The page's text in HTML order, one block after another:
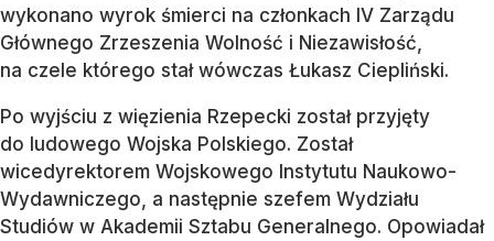
wykonano wyrok śmierci na członkach IV Zarządu
Głównego Zrzeszenia Wolność i Niezawisłość,
na czele którego stał wówczas Łukasz Ciepliński.
Po wyjściu z więzienia Rzepecki został przyjęty
do ludowego Wojska Polskiego. Został
wicedyrektorem Wojskowego Instytutu Naukowo-
Wydawniczego, a następnie szefem Wydziału
Studiów w Akademii Sztabu Generalnego. Opowiadał